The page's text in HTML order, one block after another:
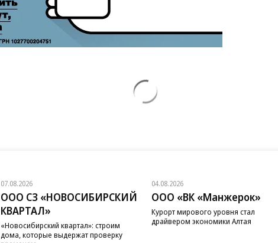
07.08.2026
ООО СЗ «НОВОСИБИРСКИЙ
КВАРТАЛ»
«Новосибирский квартал»: строим
дома, которые выдержат проверку
04.08.2026
ООО «ВК «Манжерок»
Курорт мирового уровня стал
драйвером экономики Алтая